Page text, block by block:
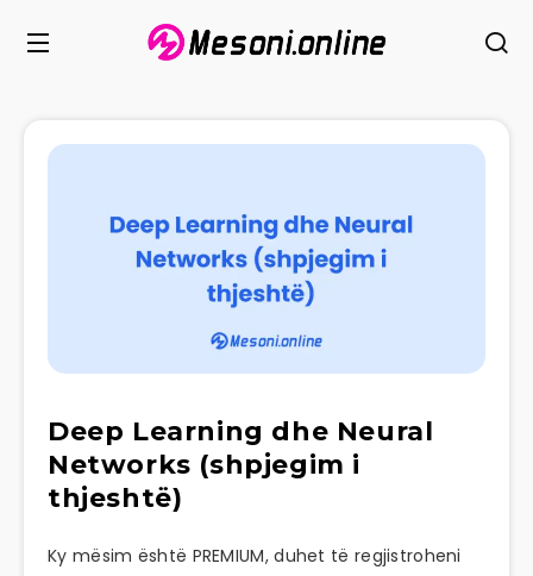
Deep Learning dhe Neural
Networks (shpjegim i
thjeshtë)
Ky mësim është PREMIUM, duhet të regjistroheni